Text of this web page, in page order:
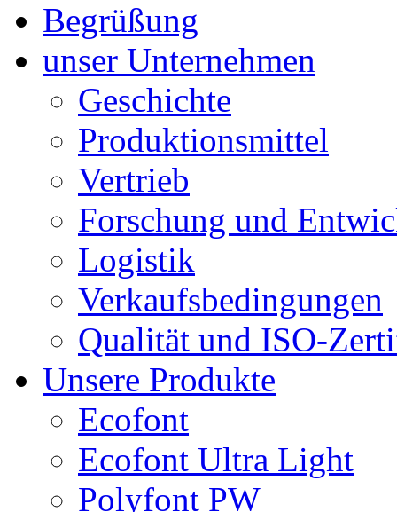
Begrüßung
unser Unternehmen
Geschichte
Produktionsmittel
Vertrieb
Forschung und
Logistik
Verkaufsbedingungen
Qualität und ISO-
Unsere Produkte
Ecofont
Ecofont Ultra Light
Polyfont PW